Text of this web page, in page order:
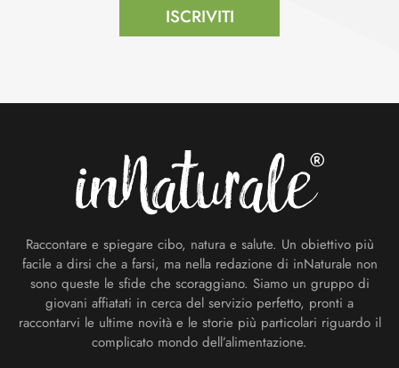
ISCRIVITI
Raccontare e spiegare cibo, natura e salute. Un obiettivo più
facile a dirsi che a farsi, ma nella redazione di inNaturale non
sono queste le sfide che scoraggiano. Siamo un gruppo di
giovani affiatati in cerca del servizio perfetto, pronti a
raccontarvi le ultime novità e le storie più particolari riguardo il
complicato mondo dell’alimentazione.